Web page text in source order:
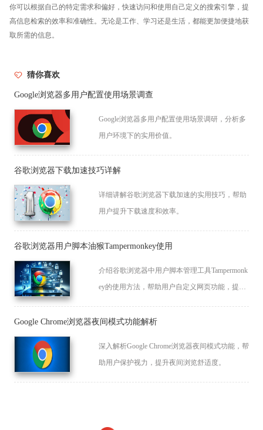
你可以根据自己的特定需求和偏好，快速访问和使用自己定义的搜索引擎，提
高信息检索的效率和准确性。无论是工作、学习还是生活，都能更加便捷地获
取所需的信息。
猜你喜欢
Google浏览器多用户配置使用场景调查
Google浏览器多用户配置使用场景调研，分析多
用户环境下的实用价值。
谷歌浏览器下载加速技巧详解
详细讲解谷歌浏览器下载加速的实用技巧，帮助
用户提升下载速度和效率。
谷歌浏览器用户脚本油猴Tampermonkey使用
介绍谷歌浏览器中用户脚本管理工具Tampermonk
ey的使用方法，帮助用户自定义网页功能，提升
Google Chrome浏览器夜间模式功能解析
深入解析Google Chrome浏览器夜间模式功能，帮
助用户保护视力，提升夜间浏览舒适度。